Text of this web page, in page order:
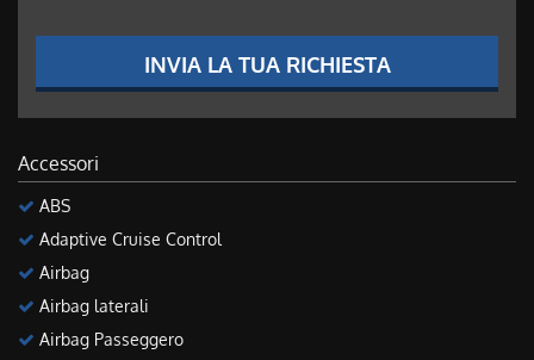
INVIA LA TUA RICHIESTA
Accessori
ABS
Adaptive Cruise Control
Airbag
Airbag laterali
Airbag Passeggero